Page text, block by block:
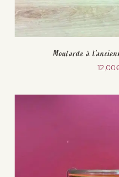
Moutarde à
12,00